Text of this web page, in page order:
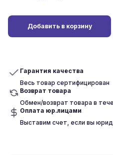
Добавить в корзину
Гарантия качества
Весь товар сертифицирован
Возврат товара
Обмен/возврат товара в
Оплата юр.лицами
Выставим счет, если вы